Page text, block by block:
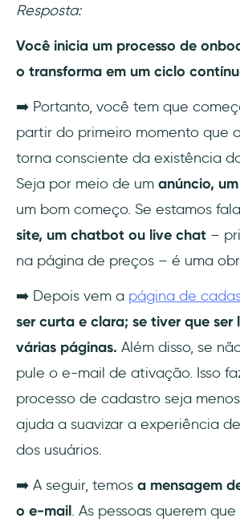
Resposta:
Você inicia um processo de
o transforma em um ciclo
➡️ Portanto, você tem que
partir do primeiro momento que
torna consciente da existência
Seja por meio de um anúncio,
um bom começo. Se estamos
site, um chatbot ou live chat –
na página de preços – é uma
➡️ Depois vem a página de
ser curta e clara; se tiver que ser
várias páginas. Além disso, se
pule o e-mail de ativação. Isso
processo de cadastro seja
ajuda a suavizar a experiência
dos usuários.
➡️ A seguir, temos a mensagem
o e-mail. As pessoas querem